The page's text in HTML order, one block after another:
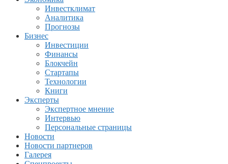
Инвестклимат
Аналитика
Прогнозы
Бизнес
Инвестиции
Финансы
Блокчейн
Стартапы
Технологии
Книги
Эксперты
Экспертное мнение
Интервью
Персональные страницы
Новости
Новости партнеров
Галерея